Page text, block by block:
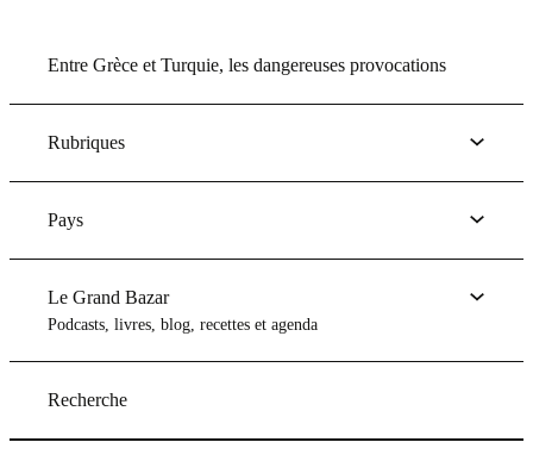
Entre Grèce et Turquie, les dangereuses provocations
Rubriques
Pays
Le Grand Bazar
Podcasts, livres, blog, recettes et agenda
Recherche